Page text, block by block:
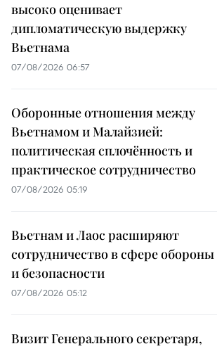
высоко оценивает
дипломатическую выдержку
Вьетнама
07/08/2026 06:57
Оборонные отношения между
Вьетнамом и Малайзией:
политическая сплочённость и
практическое сотрудничество
07/08/2026 05:19
Вьетнам и Лаос расширяют
сотрудничество в сфере обороны
и безопасности
07/08/2026 05:12
Визит Генерального секретаря,